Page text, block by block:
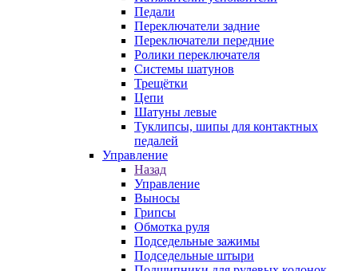
Педали
Переключатели задние
Переключатели передние
Ролики переключателя
Системы шатунов
Трещётки
Цепи
Шатуны левые
Туклипсы, шипы для контактных
педалей
Управление
Назад
Управление
Выносы
Грипсы
Обмотка руля
Подседельные зажимы
Подседельные штыри